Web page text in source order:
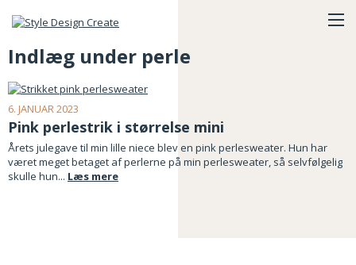
Indlæg under perle
6. JANUAR 2023
Pink perlestrik i størrelse mini
Årets julegave til min lille niece blev en pink perlesweater. Hun har
været meget betaget af perlerne på min perlesweater, så selvfølgelig
skulle hun... Læs mere